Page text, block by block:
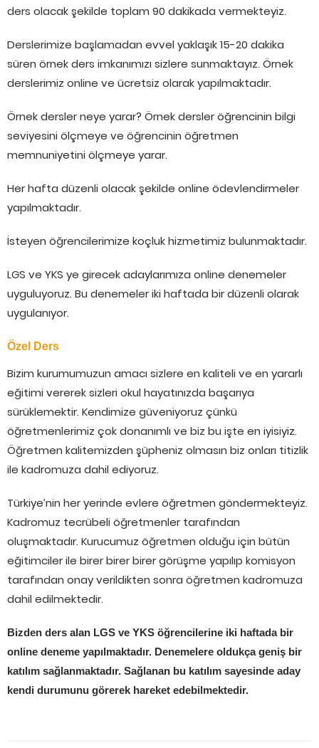
ders olacak şekilde toplam 90 dakikada vermekteyiz.
Derslerimize başlamadan evvel yaklaşık 15-20 dakika
süren örnek ders imkanımızı sizlere sunmaktayız. Örnek
derslerimiz online ve ücretsiz olarak yapılmaktadır.
Örnek dersler neye yarar? Örnek dersler öğrencinin bilgi
seviyesini ölçmeye ve öğrencinin öğretmen
memnuniyetini ölçmeye yarar.
Her hafta düzenli olacak şekilde online ödevlendirmeler
yapılmaktadır.
İsteyen öğrencilerimize koçluk hizmetimiz bulunmaktadır.
LGS ve YKS ye girecek adaylarımıza online denemeler
uyguluyoruz. Bu denemeler iki haftada bir düzenli olarak
uygulanıyor.
Özel Ders
Bizim kurumumuzun amacı sizlere en kaliteli ve en yararlı
eğitimi vererek sizleri okul hayatınızda başarıya
sürüklemektir. Kendimize güveniyoruz çünkü
öğretmenlerimiz çok donanımlı ve biz bu işte en iyisiyiz.
Öğretmen kalitemizden şüpheniz olmasın biz onları titizlik
ile kadromuza dahil ediyoruz.
Türkiye’nin her yerinde evlere öğretmen göndermekteyiz.
Kadromuz tecrübeli öğretmenler tarafından
oluşmaktadır. Kurucumuz öğretmen olduğu için bütün
eğitimciler ile birer birer birer görüşme yapılıp komisyon
tarafından onay verildikten sonra öğretmen kadromuza
dahil edilmektedir.
Bizden ders alan LGS ve YKS öğrencilerine iki haftada bir
online deneme yapılmaktadır. Denemelere oldukça geniş bir
katılım sağlanmaktadır. Sağlanan bu katılım sayesinde aday
kendi durumunu görerek hareket edebilmektedir.